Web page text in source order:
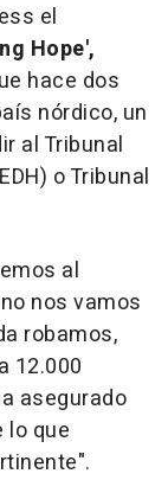
el
Hope',
hace dos
nórdico, un
al Tribunal
o Tribunal
al
nos vamos
robamos,
12.000
asegurado
lo que